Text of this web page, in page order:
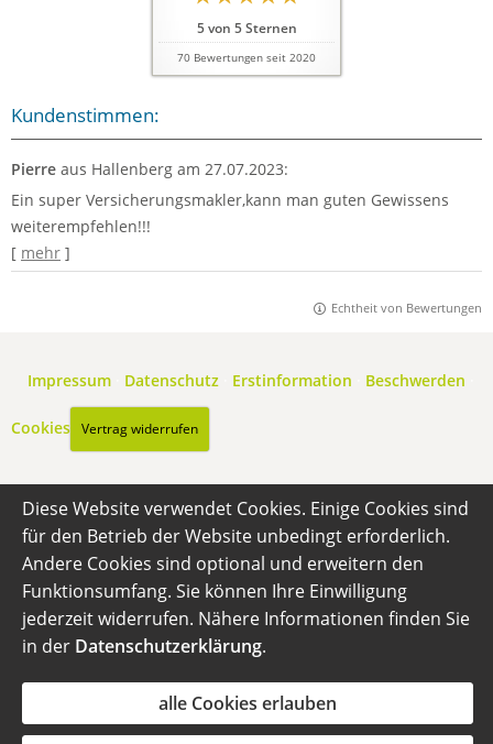
5von 5Sternen
70 Bewertungen seit 2020
Kundenstimmen:
Pierre aus Hallenberg am 27.07.2023:
Ein super Versicherungsmakler,kann man guten Gewissens
weiterempfehlen!!!
[ mehr ]
Echtheit von Bewertungen
Impressum Datenschutz Erstinformation Beschwerden
Cookies Vertrag widerrufen
Diese Website verwendet Cookies. Einige Cookies sind
für den Betrieb der Website unbedingt erforderlich.
Andere Cookies sind optional und erweitern den
Funktionsumfang. Sie können Ihre Einwilligung
jederzeit widerrufen. Nähere Informationen finden Sie
in der Datenschutzerklärung.
alle Cookies erlauben